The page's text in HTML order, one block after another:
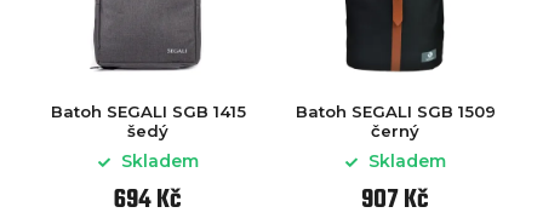
Batoh SEGALI SGB 1415
šedý
Skladem
694 Kč
Batoh SEGALI SGB 1509
černý
Skladem
907 Kč